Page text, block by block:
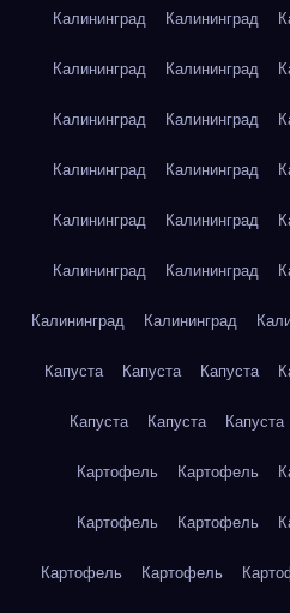
Калининград Калининград
Калининград Калининград
Калининград Калининград
Калининград Калининград
Калининград Калининград
Калининград Калининград
Калининград Калининград
Капуста Капуста Капуста
Капуста Капуста Капуста
Картофель Картофель
Картофель Картофель
Картофель Картофель